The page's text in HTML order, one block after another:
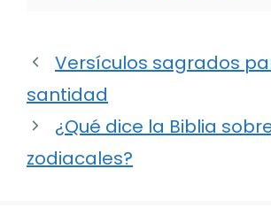
Versículos sagrados
santidad
¿Qué dice la Biblia
zodiacales?